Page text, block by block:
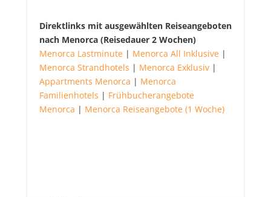
Direktlinks mit ausgewählten Reiseangeboten
nach Menorca (Reisedauer 2 Wochen)
Menorca Lastminute| Menorca All Inklusive|
Menorca Strandhotels | Menorca Exklusiv|
Appartments Menorca | Menorca
Familienhotels | Frühbucherangebote
Menorca | Menorca Reiseangebote (1 Woche)